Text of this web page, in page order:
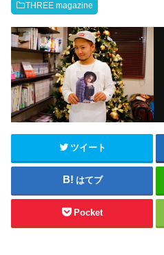
THREE magazine
ツイート
はてブ
Pocket